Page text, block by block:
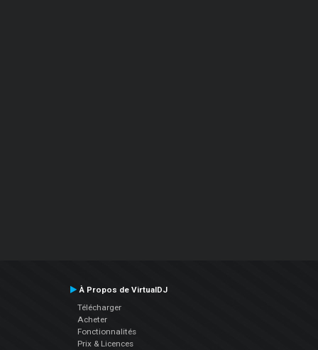
À Propos de VirtualDJ
Télécharger
Acheter
Fonctionnalités
Prix & Licences